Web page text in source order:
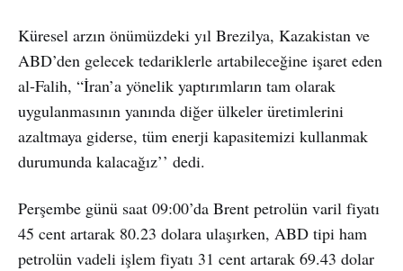
Küresel arzın önümüzdeki yıl Brezilya, Kazakistan ve
ABD’den gelecek tedariklerle artabileceğine işaret eden
al-Falih, “İran’a yönelik yaptırımların tam olarak
uygulanmasının yanında diğer ülkeler üretimlerini
azaltmaya giderse, tüm enerji kapasitemizi kullanmak
durumunda kalacağız’’ dedi.
Perşembe günü saat 09:00’da Brent petrolün varil fiyatı
45 cent artarak 80.23 dolara ulaşırken, ABD tipi ham
petrolün vadeli işlem fiyatı 31 cent artarak 69.43 dolar